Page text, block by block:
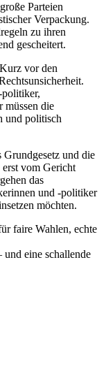
Parteien
Verpackung.
zu ihren
gescheitert.
vor den
müssen die
und politisch
Grundgesetz und die
erst vom Gericht
das
und -politiker
möchten.
faire Wahlen, echte
eine schallende